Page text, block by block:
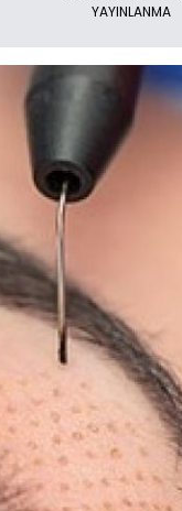
YAYINLANMA